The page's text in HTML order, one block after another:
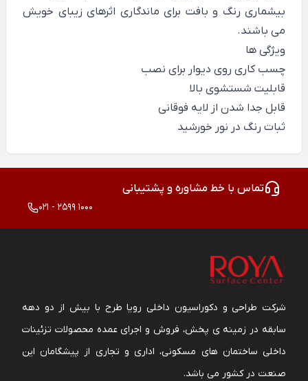
بیشماری رنگ و بافت برای ماندگاری اثرهای زیبای خویش
می باشند.
ویژگی ها
چسب کاری روی دیوار برای نصب
قابلیت شستشوی بالا
قابل جدا شدن از لایه فوقانی
ثبات رنگ در نور خورشید
تماس با خط مشاوره و پشتیبانی
021 - 2599 1000
شرکت طراحی و دکوراسیون داخلی رویا طرح با بیش از دو دهه
سابقه در زمینه ی پخش، فروش و اجرای عمده محصولات تزئینات
داخلی ساختمان های مسکونی، اداری و تجاری از پیشگامان این
صنعت در کشور می باشد.